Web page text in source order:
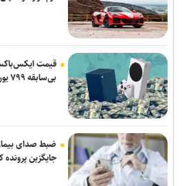
ترامپ درخواست زلنسکی برای موشک‌های
تسلیحات نیاز دارد
قیمت
بی‌سابقه ۷۹۹ یورو رسید
ضبط صدای
جایگزین